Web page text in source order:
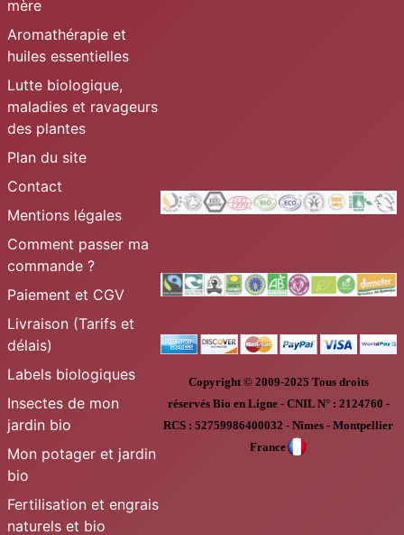
mère
Aromathérapie et
huiles essentielles
Lutte biologique,
maladies et ravageurs
des plantes
Plan du site
Contact
Mentions légales
Comment passer ma
commande ?
Paiement et CGV
Livraison (Tarifs et
délais)
Labels biologiques
Insectes de mon
jardin bio
Mon potager et jardin
bio
Fertilisation et engrais
naturels et bio
Copyright © 2009-2025 Tous droits
réservésBio en Ligne - CNIL N° : 2124760 -
RCS : 52759986400032 - Nîmes - Montpellier
France